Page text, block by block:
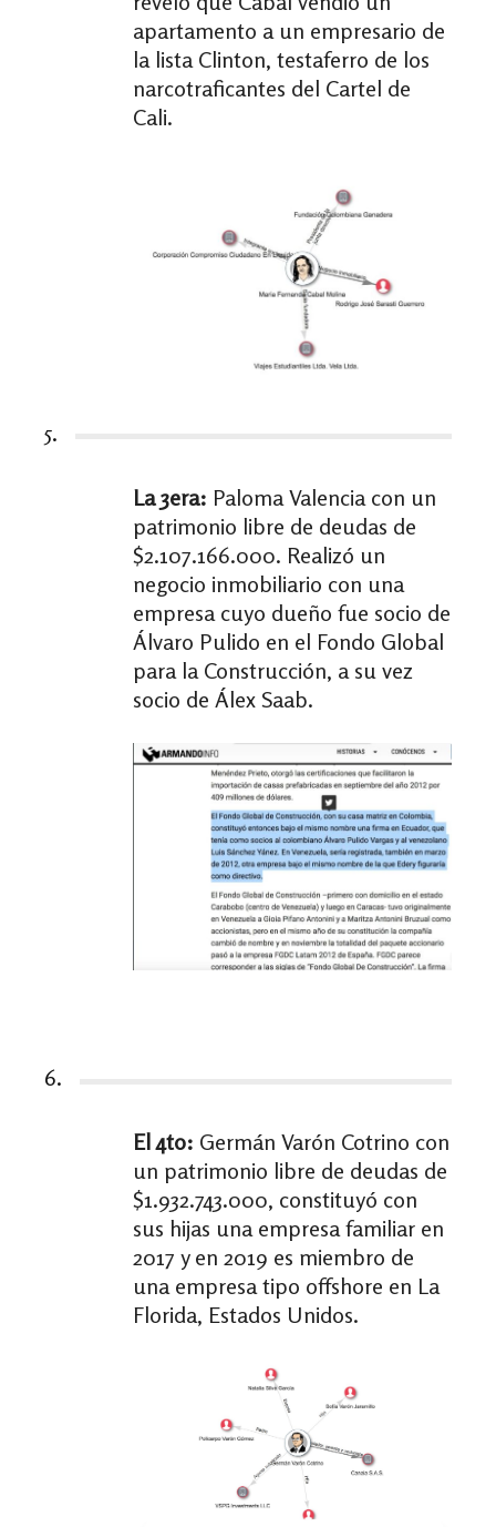
apartamento a un empresario de
la lista Clinton, testaferro de los
narcotraficantes del Cartel de
Cali.
5.
La 3era: Paloma Valencia con un
patrimonio libre de deudas de
$2.107.166.000. Realizó un
negocio inmobiliario con una
empresa cuyo dueño fue socio de
Álvaro Pulido en el Fondo Global
para la Construcción, a su vez
socio de Álex Saab.
6.
El 4to: Germán Varón Cotrino con
un patrimonio libre de deudas de
$1.932.743.000, constituyó con
sus hijas una empresa familiar en
2017 y en 2019 es miembro de
una empresa tipo offshore en La
Florida, Estados Unidos.